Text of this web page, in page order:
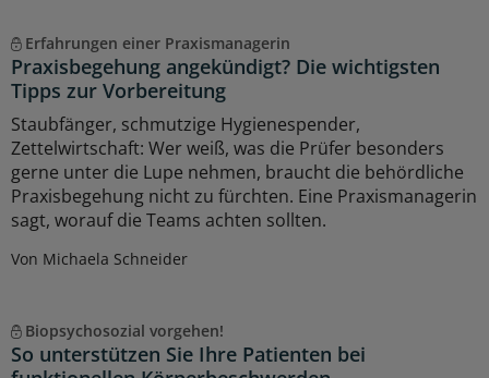
Erfahrungen einer Praxismanagerin
Praxisbegehung angekündigt? Die wichtigsten
Tipps zur Vorbereitung
Staubfänger, schmutzige Hygienespender,
Zettelwirtschaft: Wer weiß, was die Prüfer besonders
gerne unter die Lupe nehmen, braucht die behördliche
Praxisbegehung nicht zu fürchten. Eine Praxismanagerin
sagt, worauf die Teams achten sollten.
Von Michaela Schneider
Biopsychosozial vorgehen!
So unterstützen Sie Ihre Patienten bei